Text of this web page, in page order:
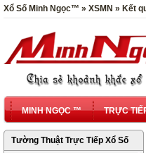
Xổ Số Minh Ngọc™ » XSMN » Kết
MINH NGỌC ™ TRỰC
Tường Thuật Trực Tiếp Xổ Số